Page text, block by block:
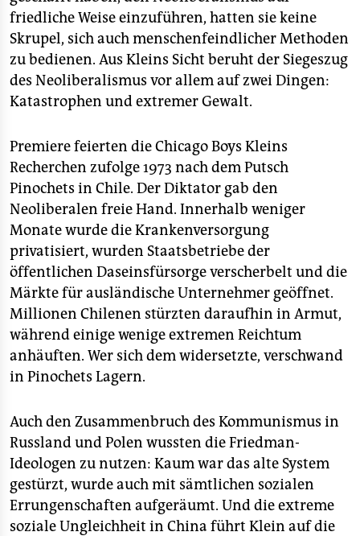
friedliche Weise einzuführen, hatten sie keine
Skrupel, sich auch menschenfeindlicher Methoden
zu bedienen. Aus Kleins Sicht beruht der Siegeszug
des Neoliberalismus vor allem auf zwei Dingen:
Katastrophen und extremer Gewalt.
Premiere feierten die Chicago Boys Kleins
Recherchen zufolge 1973 nach dem Putsch
Pinochets in Chile. Der Diktator gab den
Neoliberalen freie Hand. Innerhalb weniger
Monate wurde die Krankenversorgung
privatisiert, wurden Staatsbetriebe der
öffentlichen Daseinsfürsorge verscherbelt und die
Märkte für ausländische Unternehmer geöffnet.
Millionen Chilenen stürzten daraufhin in Armut,
während einige wenige extremen Reichtum
anhäuften. Wer sich dem widersetzte, verschwand
in Pinochets Lagern.
Auch den Zusammenbruch des Kommunismus in
Russland und Polen wussten die Friedman-
Ideologen zu nutzen: Kaum war das alte System
gestürzt, wurde auch mit sämtlichen sozialen
Errungenschaften aufgeräumt. Und die extreme
soziale Ungleichheit in China führt Klein auf die